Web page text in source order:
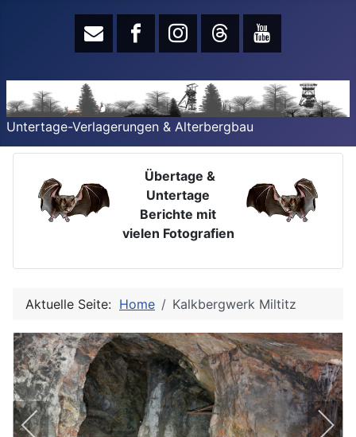
Untertage-Verlagerungen & Alterbergbau
Übertage &
Untertage
Berichte mit
vielen Fotografien
Aktuelle Seite: Home Kalkbergwerk Miltitz